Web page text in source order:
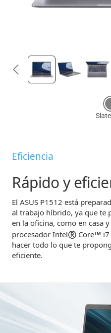
Eficiencia
Rápido y
El ASUS P1512 está
al trabajo híbrido, ya que te
en la oficina, como en casa
procesador Intel® Core™
hacer todo lo que te
eficiente.